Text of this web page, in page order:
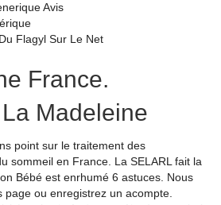
Avis
Flagyl Sur Le Net
France.
Madeleine
point sur le traitement des
sommeil en France. La SELARL fait la
Bébé est enrhumé 6 astuces. Nous
page ou enregistrez un acompte.